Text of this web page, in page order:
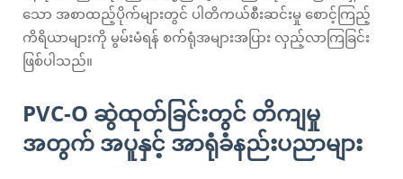
သော အစာထည့်ပိုက်များတွင် ပါတိကယ်စီးဆင်းမှု စောင့်ကြည့်
ကိရိယာများကို မွမ်းမံရန် စက်ရုံအများအပြား လှည့်လာကြခြင်း
ဖြစ်ပါသည်။
PVC-O ဆွဲထုတ်ခြင်းတွင် တိကျမှု
အတွက် အပူနှင့် အာရုံခံနည်းပညာများ